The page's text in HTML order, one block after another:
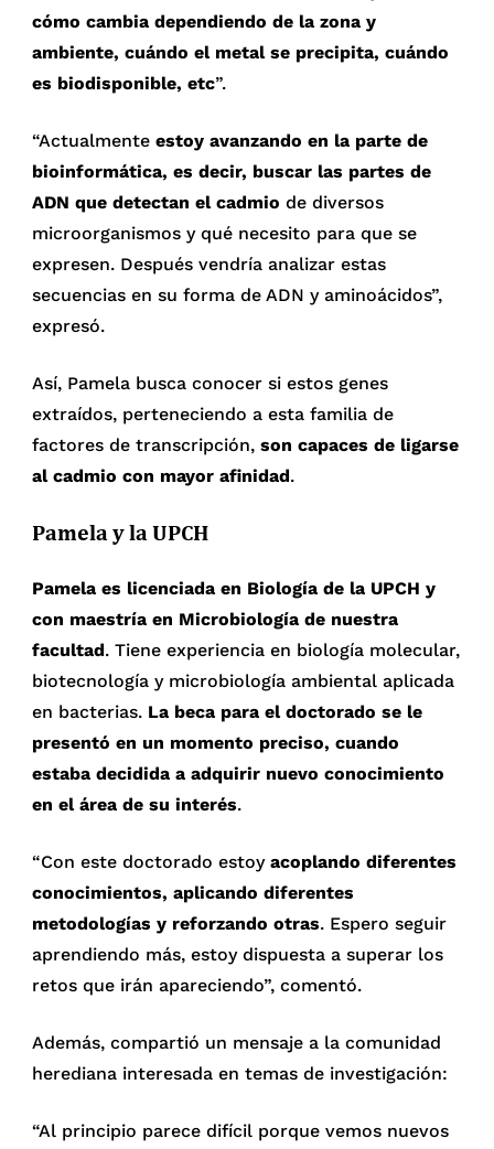
cómo cambia dependiendo de la zona y
ambiente, cuándo el metal se precipita, cuándo
es biodisponible, etc”.
“Actualmenteestoy avanzando en la parte de
bioinformática, es decir, buscar las partes de
ADN que detectan el cadmio de diversos
microorganismos y qué necesito para que se
expresen. Después vendría analizar estas
secuencias en su forma de ADN y aminoácidos”,
expresó.
Así, Pamela busca conocer si estos genes
extraídos, perteneciendo a esta familia de
factores de transcripción,son capaces de ligarse
al cadmio con mayor afinidad.
Pamela y la UPCH
Pamela es licenciada en Biología de la UPCH y
con maestría en Microbiología de nuestra
facultad. Tiene experiencia en biología molecular,
biotecnología y microbiología ambiental aplicada
en bacterias. La beca para el doctorado se le
presentó en un momento preciso, cuando
estaba decidida a adquirir nuevo conocimiento
en el área de su interés.
“Con este doctorado estoyacoplando diferentes
conocimientos, aplicando diferentes
metodologías y reforzando otras. Espero seguir
aprendiendo más, estoy dispuesta a superar los
retos que irán apareciendo”, comentó.
Además, compartió un mensaje a la comunidad
herediana interesada en temas de investigación:
“Al principio parece difícil porque vemos nuevos